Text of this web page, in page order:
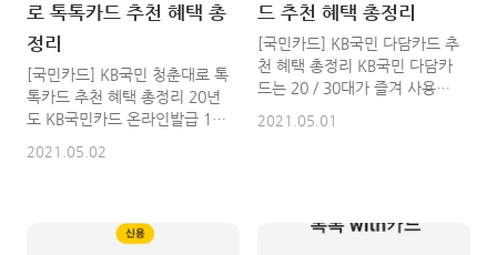
할 수 있는 서비스로 다음과 같
은 기능을 제공합니다. - 내차
기본정보 : 차량, 모델연도, 소
유자, 차량번호, 사용본거지, 검
사유효..
물 카드와 동일한 혜택을 누리
실 수 있습니다. 알파원카드 이
용하기 1) KB Pay에서 보유한
카드 중 알파원 결제카드 지..
로 톡톡카드 추천 혜택 총
정리
[국민카드] KB국민 청춘대로 톡
톡카드 추천 혜택 총정리 20년
도 KB국민카드 온라인발급 1위
국민카드에서 효자로 불리우고
연회비 2021.5.1(토) ~
2021.05.02
드 추천 혜택 총정리
[국민카드] KB국민 다담카드 추
천 혜택 총정리 KB국민 다담카
드는 20 / 30대가 즐겨 사용하
카드입니다. 할인과 포인트적립
는데 .. 이건 그럴 필요가 없습
2021.05.01